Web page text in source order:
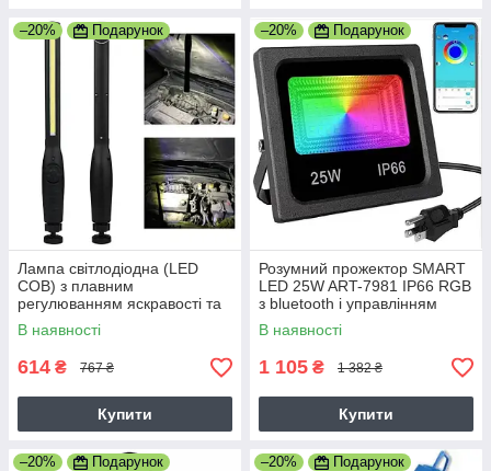
–20% Подарунок
Лампа світлодіодна (LED
COB) з плавним
регулюванням яскравості та
магнітом і гачком JW821
Black
В наявності
614 ₴ 767 ₴
Купити
–20% Подарунок
Розумний прожектор SMART
LED 25W ART-7981 IP66 RGB
з bluetooth і управлінням
через додаток
В наявності
1 105 ₴ 1 382 ₴
Купити
–20% Подарунок –20% Подарунок